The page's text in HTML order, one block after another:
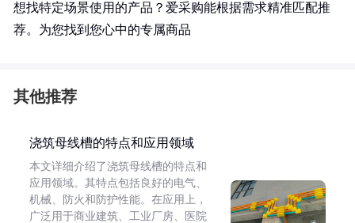
想找特定场景使用的产品？爱采购能根据需求精准匹配推
荐。为您找到您心中的专属商品
其他推荐
浇筑母线槽的特点和应用领域
本文详细介绍了浇筑母线槽的特点和
应用领域。其特点包括良好的电气、
机械、防火和防护性能。在应用上，
广泛用于商业建筑、工业厂房、医院